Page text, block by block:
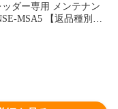
ダー専用 メンテナン
MSA5 【返品種別